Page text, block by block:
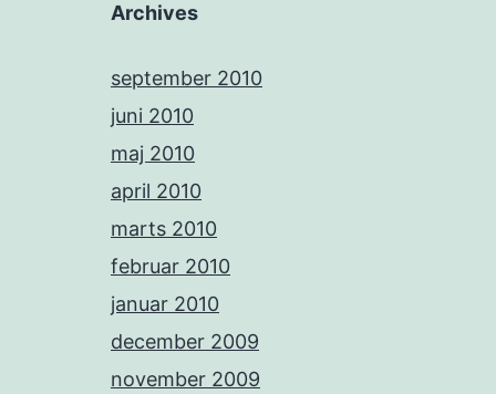
Archives
september 2010
juni 2010
maj 2010
april 2010
marts 2010
februar 2010
januar 2010
december 2009
november 2009